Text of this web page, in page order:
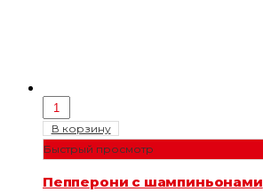
В корзину
Быстрый просмотр
Пепперони с шампиньонами